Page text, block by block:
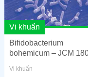
Vi khuẩn
Bifidobacterium
bohemicum – JCM
Vi khuẩn